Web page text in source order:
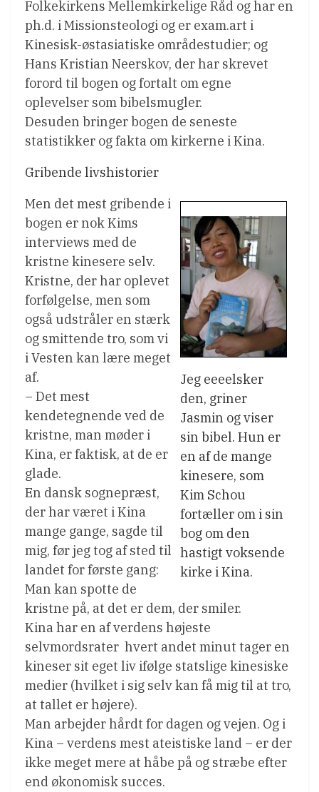
Folkekirkens Mellemkirkelige Råd og har en
ph.d. i Missionsteologi og er exam.art i
Kinesisk-østasiatiske områdestudier; og
Hans Kristian Neerskov, der har skrevet
forord til bogen og fortalt om egne
oplevelser som bibelsmugler.
Desuden bringer bogen de seneste
statistikker og fakta om kirkerne i Kina.
Gribende livshistorier
Jeg eeeelsker
den, griner
Jasmin og viser
sin bibel. Hun er
en af de mange
kinesere, som
Kim Schou
fortæller om i sin
bog om den
hastigt voksende
kirke i Kina.
Men det mest gribende i
bogen er nok Kims
interviews med de
kristne kinesere selv.
Kristne, der har oplevet
forfølgelse, men som
også udstråler en stærk
og smittende tro, som vi
i Vesten kan lære meget
af.
– Det mest
kendetegnende ved de
kristne, man møder i
Kina, er faktisk, at de er
glade.
En dansk sognepræst,
der har været i Kina
mange gange, sagde til
mig, før jeg tog af sted til
landet for første gang:
Man kan spotte de
kristne på, at det er dem, der smiler.
Kina har en af verdens højeste
selvmordsrater  hvert andet minut tager en
kineser sit eget liv ifølge statslige kinesiske
medier (hvilket i sig selv kan få mig til at tro,
at tallet er højere).
Man arbejder hårdt for dagen og vejen. Og i
Kina – verdens mest ateistiske land – er der
ikke meget mere at håbe på og stræbe efter
end økonomisk succes.